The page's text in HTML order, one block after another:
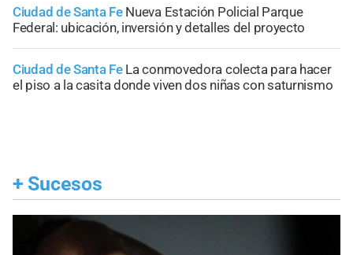
Ciudad de Santa Fe Nueva Estación Policial Parque
Federal: ubicación, inversión y detalles del proyecto
Ciudad de Santa Fe La conmovedora colecta para hacer
el piso a la casita donde viven dos niñas con saturnismo
+ Sucesos